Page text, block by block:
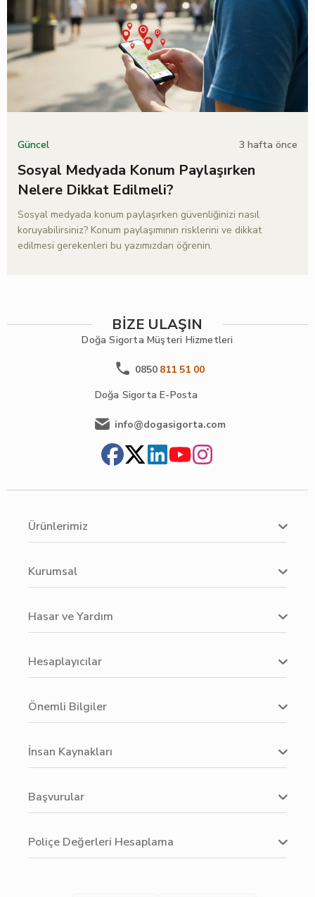
Güncel 3 hafta önce
Sosyal Medyada Konum Paylaşırken
Nelere Dikkat Edilmeli?
Sosyal medyada konum paylaşırken güvenliğinizi nasıl
koruyabilirsiniz? Konum paylaşımının risklerini ve dikkat
edilmesi gerekenleri bu yazımızdan öğrenin.
BİZE ULAŞIN
Doğa Sigorta Müşteri Hizmetleri
0850 811 51 00
Doğa SigortaE-Posta
info@dogasigorta.com
Ürünlerimiz
Kurumsal
Hasar ve Yardım
Hesaplayıcılar
Önemli Bilgiler
İnsan Kaynakları
Başvurular
Poliçe Değerleri Hesaplama